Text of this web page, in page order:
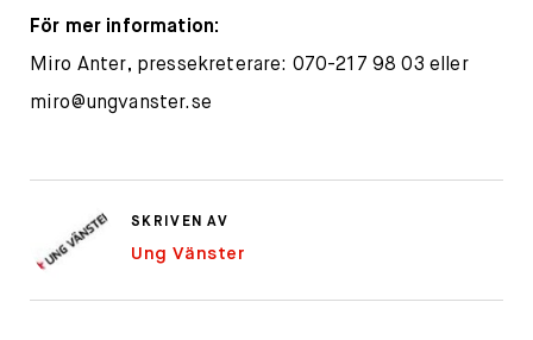
För mer information:
Miro Anter, pressekreterare: 070-217 98 03 eller
miro@ungvanster.se
SKRIVEN AV
Ung Vänster